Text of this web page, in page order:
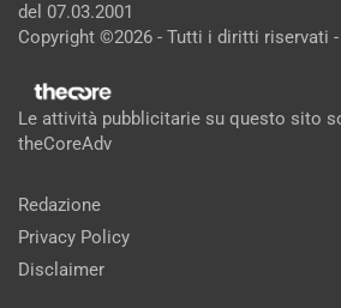
del 07.03.2001
Copyright ©2026 - Tutti i diritti riservati -
Le attività pubblicitarie su questo sito
theCoreAdv
Redazione
Privacy Policy
Disclaimer